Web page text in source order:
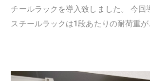
チールラックを導入致しました。 今回
スチールラックは1段あたりの耐荷重